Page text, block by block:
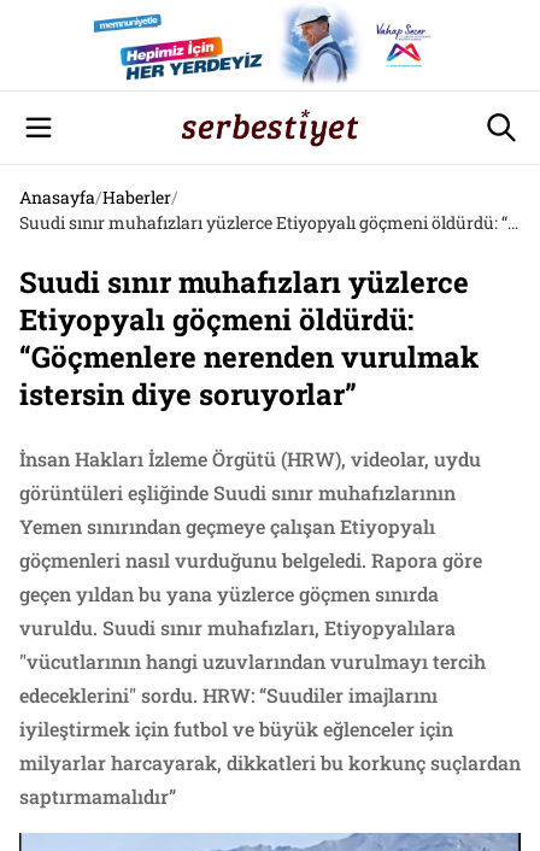
Anasayfa/Haberler/
Suudi sınır muhafızları yüzlerce Etiyopyalı göçmeni öldürdü: “Göçmenlere nerenden vurulmak istersin diye soruyorlar”
Suudi sınır muhafızları yüzlerce
Etiyopyalı göçmeni öldürdü:
“Göçmenlere nerenden vurulmak
istersin diye soruyorlar”
İnsan Hakları İzleme Örgütü (HRW), videolar, uydu
görüntüleri eşliğinde Suudi sınır muhafızlarının
Yemen sınırından geçmeye çalışan Etiyopyalı
göçmenleri nasıl vurduğunu belgeledi. Rapora göre
geçen yıldan bu yana yüzlerce göçmen sınırda
vuruldu. Suudi sınır muhafızları, Etiyopyalılara
"vücutlarının hangi uzuvlarından vurulmayı tercih
edeceklerini" sordu. HRW: “Suudiler imajlarını
iyileştirmek için futbol ve büyük eğlenceler için
milyarlar harcayarak, dikkatleri bu korkunç suçlardan
saptırmamalıdır”